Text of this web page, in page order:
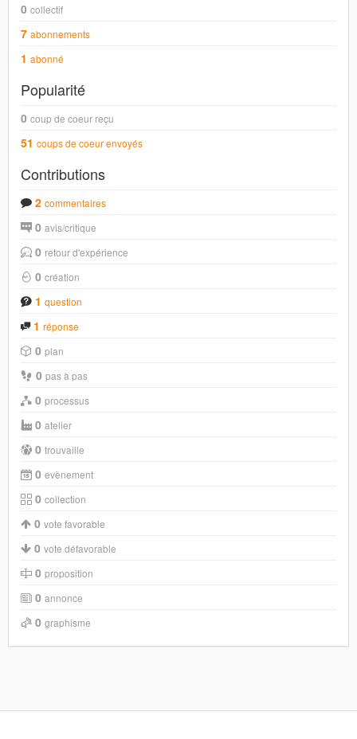
0 collectif
7 abonnements
1 abonné
Popularité
0 coup de coeur reçu
51 coups de coeur envoyés
Contributions
2 commentaires
0 avis/critique
0 retour d'expérience
0 création
1 question
1 réponse
0 plan
0 pas à pas
0 processus
0 atelier
0 trouvaille
0 evènement
0 collection
0 vote favorable
0 vote défavorable
0 proposition
0 annonce
0 graphisme